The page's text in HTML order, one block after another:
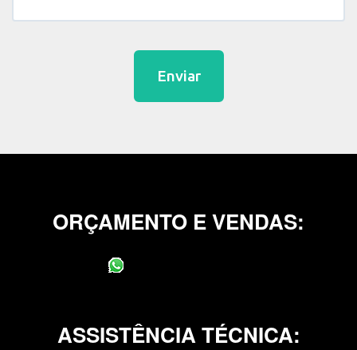
Enviar
ORÇAMENTO E VENDAS:
ASSISTÊNCIA TÉCNICA: